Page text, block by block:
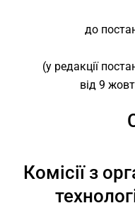
до
(у редакції
від 9
Комісії з